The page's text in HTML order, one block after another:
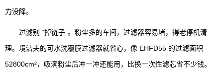
力没降。
过滤别 “掉链子”。粉尘多的车间，过滤器容易堵，得老停机清
理。境洁夫的可水洗覆膜过滤器就省心，像 EHFD55 的过滤面积
52800cm²，吸满粉尘后冲一冲还能用，比换一次性滤芯省不少钱。